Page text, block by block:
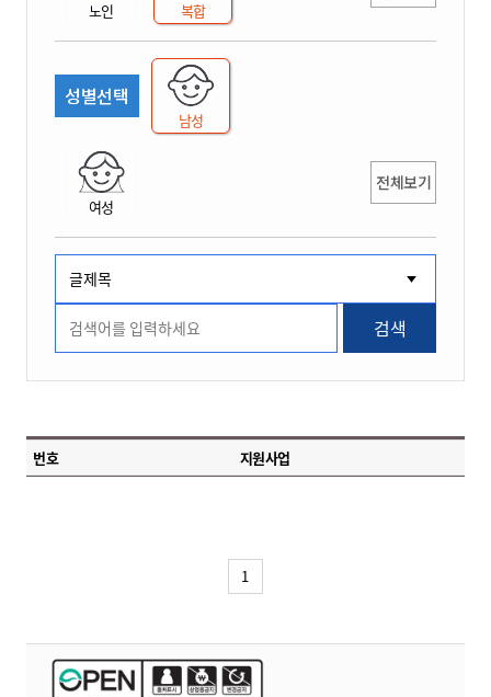
노인 복합
성별선택
남성
여성
전체보기
검색
번호 지원사업
1